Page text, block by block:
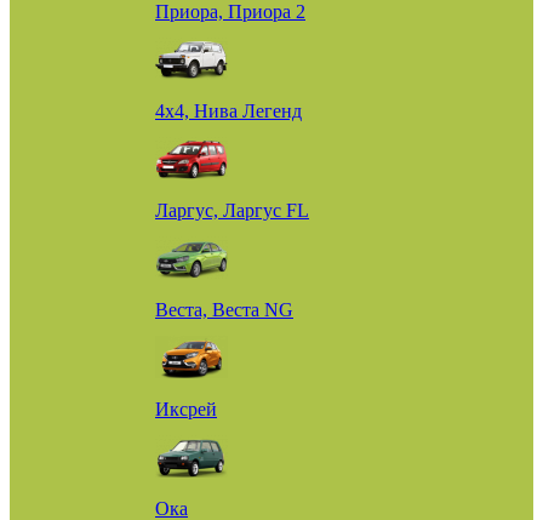
Приора, Приора 2
4х4, Нива Легенд
Ларгус, Ларгус FL
Веста, Веста NG
Иксрей
Ока